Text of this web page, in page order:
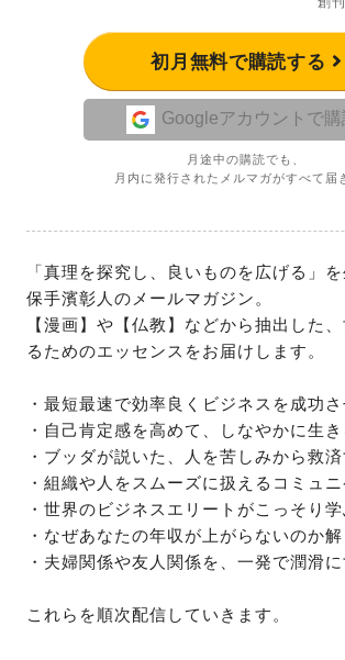
初月無料で購読する
Googleアカウントで購
月途中の購読でも、
月内に発行されたメルマガがすべて届
「真理を探究し、良いものを広げる」
保手濱彰人のメールマガジン。
【漫画】や【仏教】などから抽出した
るためのエッセンスをお届けします。
・最短最速で効率良くビジネスを成功
・自己肯定感を高めて、しなやかに生
・ブッダが説いた、人を苦しみから救
・組織や人をスムーズに扱えるコミュ
・世界のビジネスエリートがこっそり
・なぜあなたの年収が上がらないのか
・夫婦関係や友人関係を、一発で潤滑
これらを順次配信していきます。